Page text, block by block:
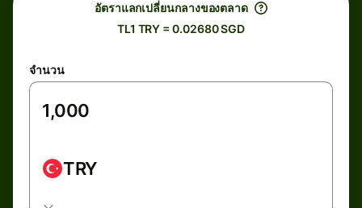
อัตราแลกเปลี่ยนกลางของตลาด
TL1 TRY = 0.02680 SGD
จำนวน
TRY